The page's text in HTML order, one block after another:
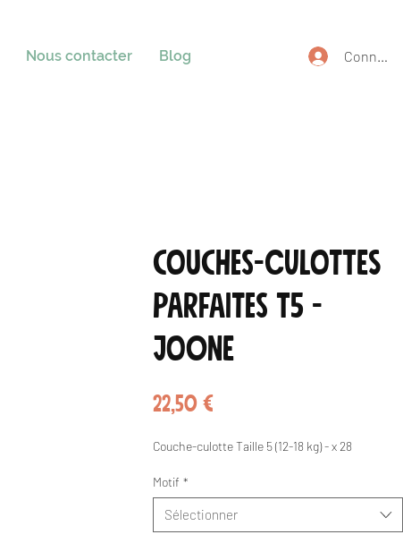
Nous contacter Blog Connexion
Couches-culottes
parfaites T5 -
Joone
22,50 €Prix
Couche-culotte Taille 5 (12-18 kg) - x 28
Motif *
Sélectionner